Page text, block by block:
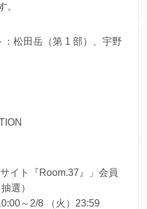
。
松田岳（第 1 部）、宇野
イト『Room.37』」会員
選）
～2/8 （火）23:59